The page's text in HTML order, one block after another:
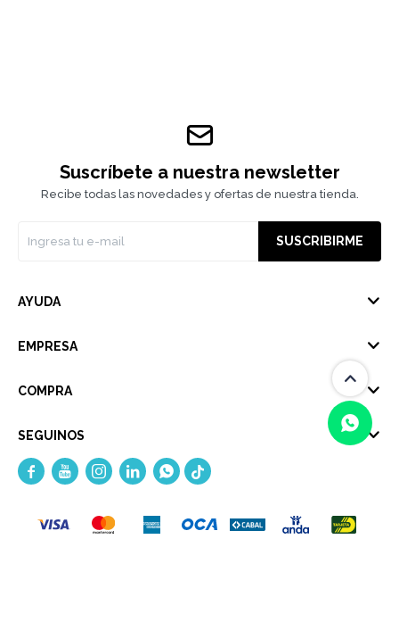
Suscríbete a nuestra newsletter
Recibe todas las novedades y ofertas de nuestra tienda.
SUSCRIBIRME
AYUDA
EMPRESA
COMPRA
SEGUINOS
    